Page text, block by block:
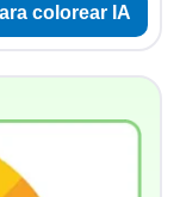
colorear IA